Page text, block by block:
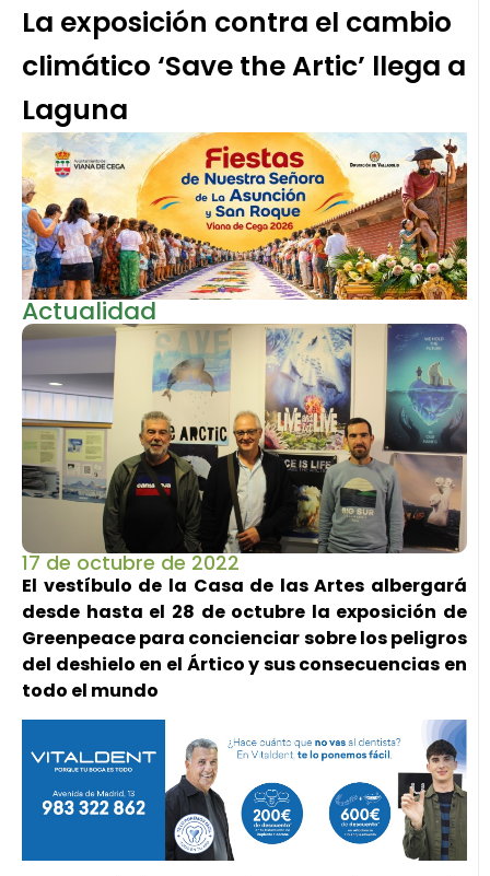
La exposición contra el cambio
climático ‘Save the Artic’ llega a
Laguna
Actualidad
17 de octubre de 2022
El vestíbulo de la Casa de las Artes albergará
desde hasta el 28 de octubre la exposición de
Greenpeace para concienciar sobre los peligros
del deshielo en el Ártico y sus consecuencias en
todo el mundo